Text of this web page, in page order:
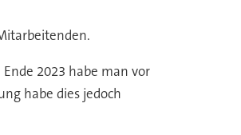
2023 habe man vor
habe dies jedoch